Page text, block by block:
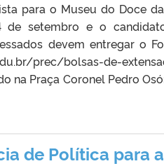
para o Museu do Doce
setembro e o
devem entregar o
prec/bolsas-de-
na Praça Coronel Pedro
de Política para